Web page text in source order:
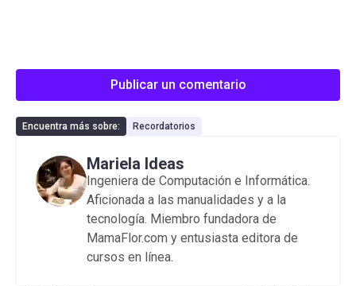
Publicar un comentario
Encuentra más sobre: Recordatorios
Mariela Ideas
Ingeniera de Computación e Informática.
Aficionada a las manualidades y a la
tecnología. Miembro fundadora de
MamaFlor.com y entusiasta editora de
cursos en línea.